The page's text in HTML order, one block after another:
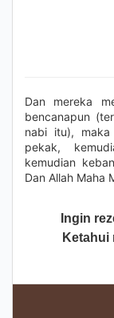
Dan mereka
bencanapun
nabi itu),
pekak,
kemudian
Dan Allah Maha
Ingin
Ketahui